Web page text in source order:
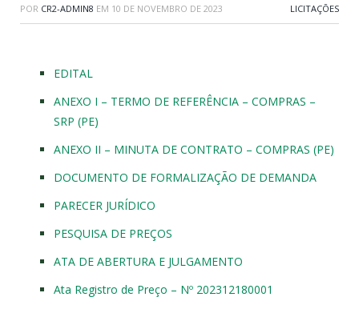
POR CR2-ADMIN8 EM 10 DE NOVEMBRO DE 2023 LICITAÇÕES
EDITAL
ANEXO I – TERMO DE REFERÊNCIA – COMPRAS –
SRP (PE)
ANEXO II – MINUTA DE CONTRATO – COMPRAS (PE)
DOCUMENTO DE FORMALIZAÇÃO DE DEMANDA
PARECER JURÍDICO
PESQUISA DE PREÇOS
ATA DE ABERTURA E JULGAMENTO
Ata Registro de Preço – Nº 202312180001